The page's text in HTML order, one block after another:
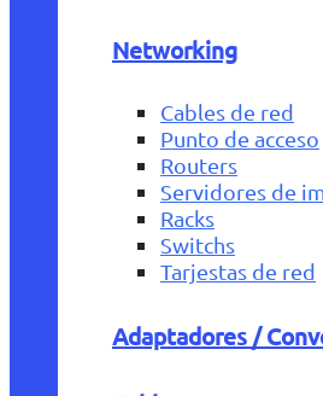
Networking
Cables de red
Punto de acceso
Routers
Servidores de
Racks
Switchs
Tarjestas de red
Adaptadores /